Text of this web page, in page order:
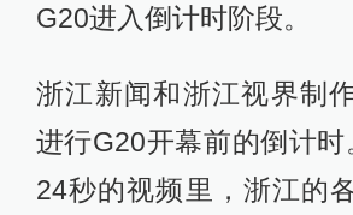
G20进入倒计时阶段。
浙江新闻和浙江视界制
进行G20开幕前的倒计
24秒的视频里，浙江的